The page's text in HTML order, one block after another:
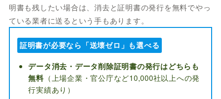
明書も残したい場合は、消去と証明書の発行を無料でやっ
ている業者に送るという手もあります。
証明書が必要なら「送壊ゼロ」も選べる
データ消去・データ削除証明書の発行はどちらも
無料（上場企業・官公庁など10,000社以上への発
行実績あり）